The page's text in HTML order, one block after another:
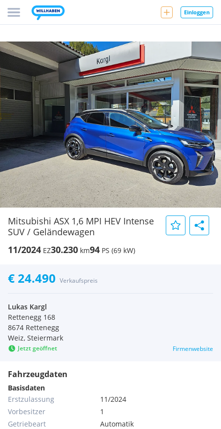
Einloggen
Mitsubishi ASX 1,6 MPI HEV Intense
SUV / Geländewagen
11/2024 EZ30.230 km94 PS (69 kW)
€ 24.490 Verkaufspreis
Lukas Kargl
Rettenegg 168
8674 Rettenegg
Weiz, Steiermark
Jetzt geöffnet Firmenwebsite
Fahrzeugdaten
Basisdaten
Erstzulassung
11/2024
Vorbesitzer
1
Getriebeart
Automatik